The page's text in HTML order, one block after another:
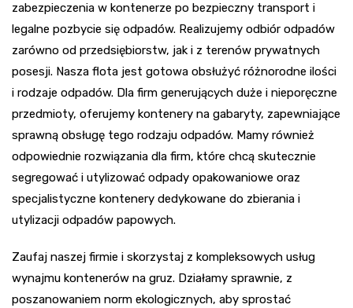
zabezpieczenia w kontenerze po bezpieczny transport i
legalne pozbycie się odpadów. Realizujemy odbiór odpadów
zarówno od przedsiębiorstw, jak i z terenów prywatnych
posesji. Nasza flota jest gotowa obsłużyć różnorodne ilości
i rodzaje odpadów. Dla firm generujących duże i nieporęczne
przedmioty, oferujemy kontenery na gabaryty, zapewniające
sprawną obsługę tego rodzaju odpadów. Mamy również
odpowiednie rozwiązania dla firm, które chcą skutecznie
segregować i utylizować odpady opakowaniowe oraz
specjalistyczne kontenery dedykowane do zbierania i
utylizacji odpadów papowych.
Zaufaj naszej firmie i skorzystaj z kompleksowych usług
wynajmu kontenerów na gruz. Działamy sprawnie, z
poszanowaniem norm ekologicznych, aby sprostać